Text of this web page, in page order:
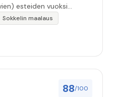
esteiden vuoksi
Maalaistulos on oikein
jälkityöt tehtiin
itse maalareille:
Sokkelin maalaus
88/100